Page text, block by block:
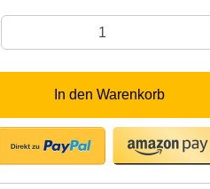
In den Warenkorb